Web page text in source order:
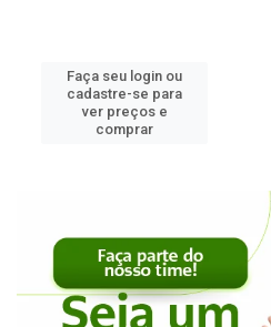
Faça seu login ou
cadastre-se para
ver preços e
comprar